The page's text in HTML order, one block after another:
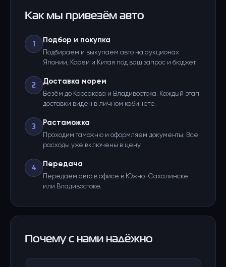
Как мы привезём авто
1 Подбор и покупка
Подбираем и выкупаем авто на аукционах
Японии, Кореи и Китая под ваш запрос и бюджет.
2 Доставка морем
Везём до Корсакова и Владивостока. Каждый этап
доставки виден в личном кабинете.
3 Растаможка
Проходим таможню и оформляем документы. Все
расходы уже включены в цену.
4 Передача
Передаём авто в офисе в Южно-Сахалинске
или Владивостоке.
Почему с нами надёжно